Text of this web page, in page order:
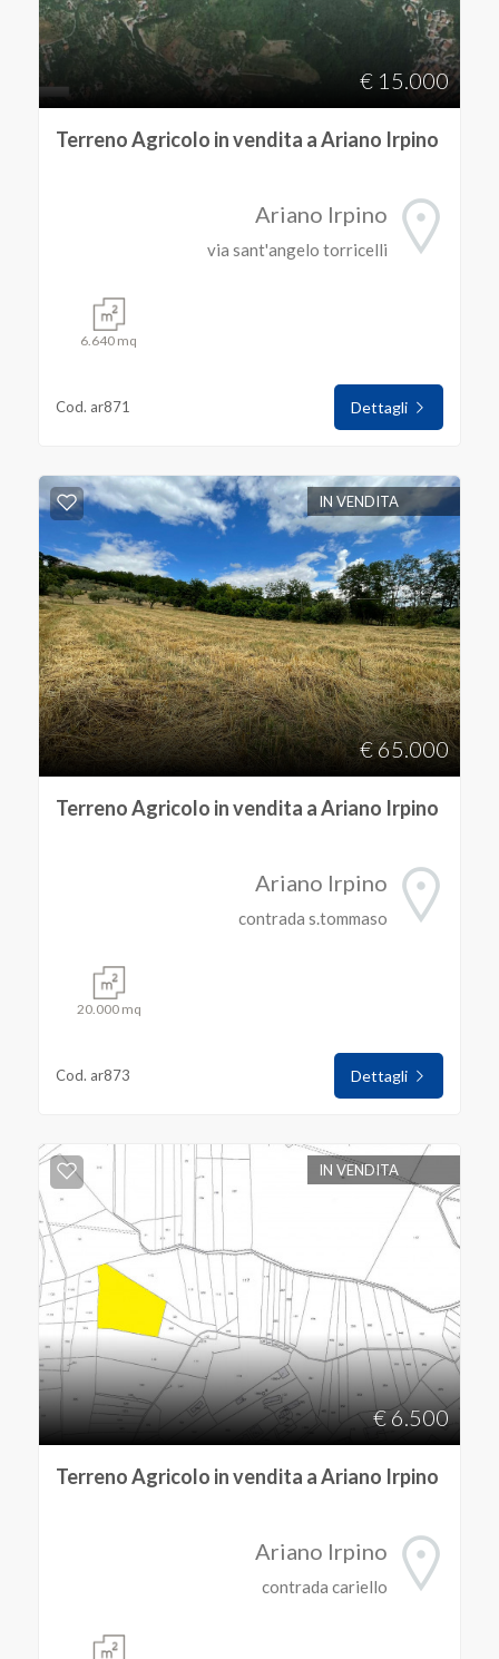
€ 15.000
Terreno Agricolo in vendita a Ariano Irpino
Ariano Irpino
via sant'angelo torricelli
6.640 mq
Cod. ar871 Dettagli
IN VENDITA
€ 65.000
Terreno Agricolo in vendita a Ariano Irpino
Ariano Irpino
contrada s.tommaso
20.000 mq
Cod. ar873 Dettagli
IN VENDITA
€ 6.500
Terreno Agricolo in vendita a Ariano Irpino
Ariano Irpino
contrada cariello